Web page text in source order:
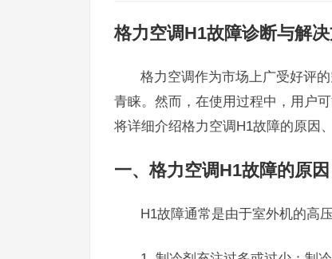
格力空调H1故障诊断与解
格力空调作为市场上广受好评
青睐。然而，在使用过程中，用户
将详细介绍格力空调H1故障的原因
一、格力空调H1故障的原因
H1故障通常是由于室外机的高